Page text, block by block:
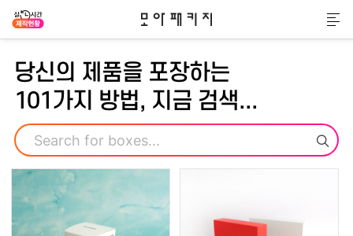
모아패키지
메
당신의 제품을 포장하는
101가지 방법, 지금 검색...
검색